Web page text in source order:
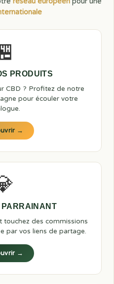
PRODUITS
CBD ? Profitez de notre
pour écouler votre
→
touchez des commissions
par vos liens de partage.
→